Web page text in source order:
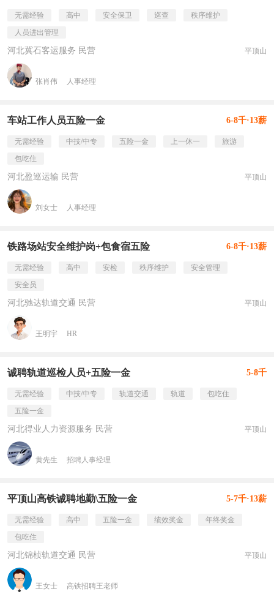
无需经验 高中 安全保卫 巡查
秩序维护
人员进出管理
河北冀石客运服务 民营 平顶山
张肖伟 人事经理
车站工作人员五险一金 6-8千·13薪
无需经验 中技/中专 五险一金 上一休一
旅游
包吃住
河北盈巡运输 民营 平顶山
刘女士 人事经理
铁路场站安全维护岗+包食宿五险 6-8千·13薪
无需经验 高中 安检 秩序维护
安全管理
安全员
河北驰达轨道交通 民营 平顶山
王明宇 HR
诚聘轨道巡检人员+五险一金 5-8千
无需经验 中技/中专 轨道交通 轨道
包吃住
五险一金
河北得业人力资源服务 民营 平顶山
黄先生 招聘人事经理
平顶山高铁诚聘地勤\五险一金 5-7千·13薪
无需经验 高中 五险一金 绩效奖金
年终奖金
包吃住
河北锦桢轨道交通 民营 平顶山
王女士 高铁招聘王老师